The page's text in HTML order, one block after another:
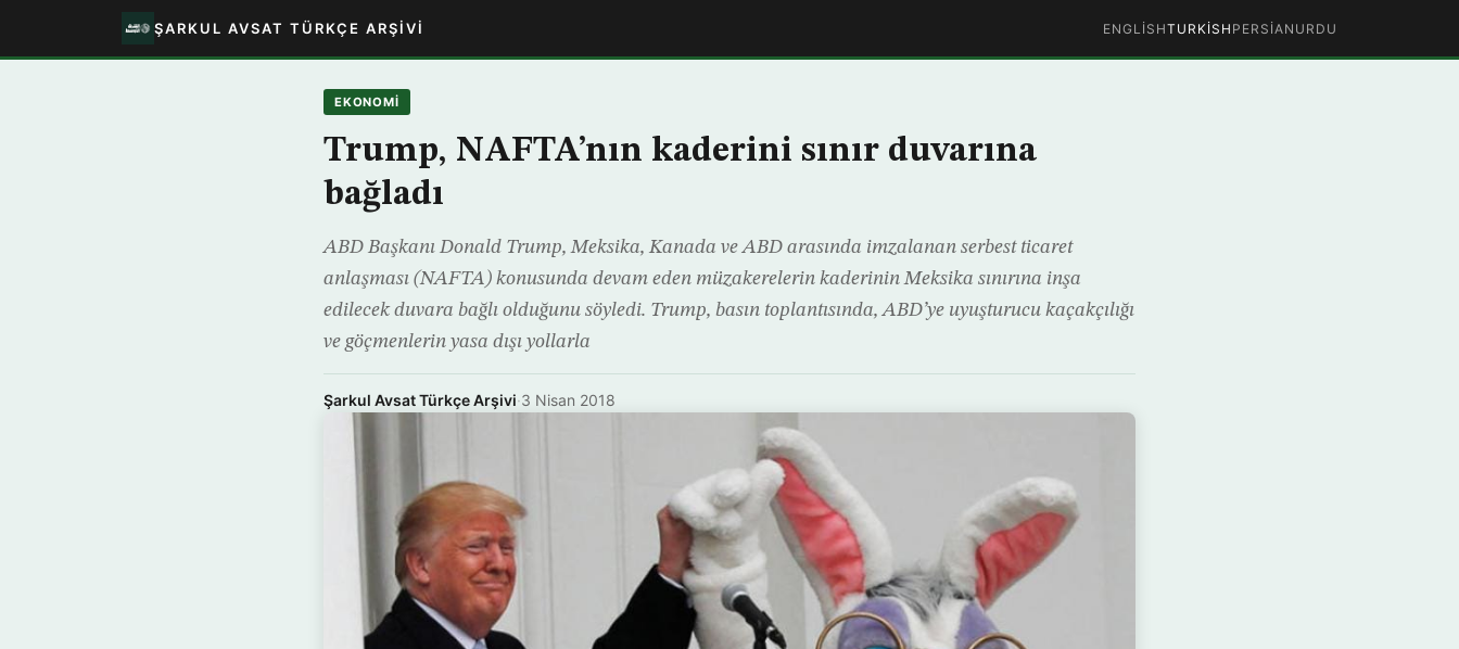
ŞARKUL AVSAT TÜRKÇE ARŞIVI ENGLISHTURKISH PERSIAN URDU
EKONOMİ
Trump, NAFTA’nın kaderini sınır duvarına
bağladı
ABD Başkanı Donald Trump, Meksika, Kanada ve ABD arasında imzalanan serbest ticaret
anlaşması (NAFTA) konusunda devam eden müzakerelerin kaderinin Meksika sınırına inşa
edilecek duvara bağlı olduğunu söyledi. Trump, basın toplantısında, ABD’ye uyuşturucu kaçakçılığı
ve göçmenlerin yasa dışı yollarla
Şarkul Avsat Türkçe Arşivi·3 Nisan 2018